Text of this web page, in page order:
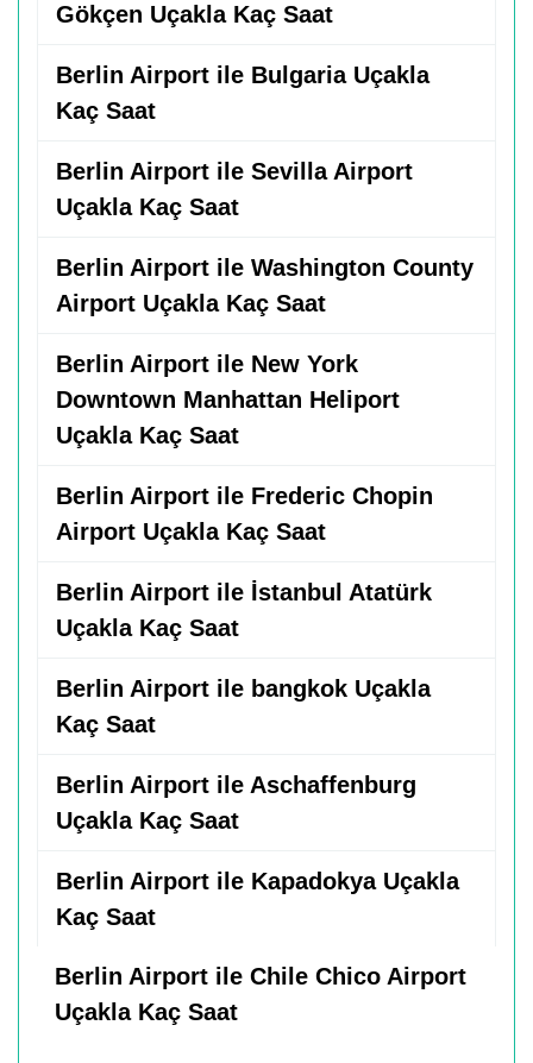
Gökçen Uçakla Kaç Saat
Berlin Airport ile Bulgaria Uçakla
Kaç Saat
Berlin Airport ile Sevilla Airport
Uçakla Kaç Saat
Berlin Airport ile Washington County
Airport Uçakla Kaç Saat
Berlin Airport ile New York
Downtown Manhattan Heliport
Uçakla Kaç Saat
Berlin Airport ile Frederic Chopin
Airport Uçakla Kaç Saat
Berlin Airport ile İstanbul Atatürk
Uçakla Kaç Saat
Berlin Airport ile bangkok Uçakla
Kaç Saat
Berlin Airport ile Aschaffenburg
Uçakla Kaç Saat
Berlin Airport ile Kapadokya Uçakla
Kaç Saat
Berlin Airport ile Chile Chico Airport
Uçakla Kaç Saat